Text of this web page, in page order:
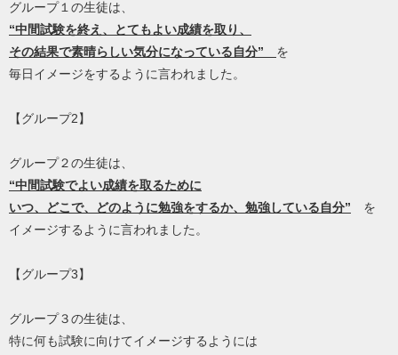
グループ１の生徒は、
“中間試験を終え、とてもよい成績を取り、
その結果で素晴らしい気分になっている自分”
を
毎日イメージをするように言われました。
【グループ2】
グループ２の生徒は、
“中間試験でよい成績を取るために
いつ、どこで、どのように勉強をするか、勉強している自分”
を
イメージするように言われました。
【グループ3】
グループ３の生徒は、
特に何も試験に向けてイメージするようには